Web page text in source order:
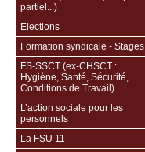
partiel...)
Elections
Formation syndicale - Stages
FS-SSCT (ex-CHSCT :
Hygiène, Santé, Sécurité,
Conditions de Travail)
L’action sociale pour les
personnels
La FSU 11